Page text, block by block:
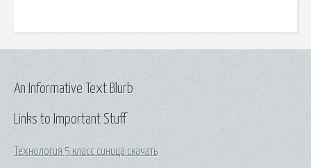
Links to Important Stuff
Технология 5 класс синица скачать
An Informative Text Blurb